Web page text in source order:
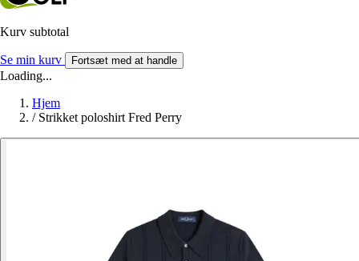
Kurv subtotal
Se min kurv Fortsæt med at handle
Loading...
Hjem
/ Strikket poloshirt Fred Perry